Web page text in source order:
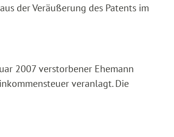
der Veräußerung des Patents im
2007 verstorbener Ehemann
veranlagt. Die